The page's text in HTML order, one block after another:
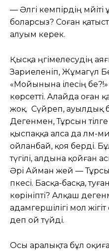
— Әлгі кемпірдің мәйіті
боларсыз? Соған
алуым керек.
Қысқа әңгімелесудің
Зариеленіп, Жұмагүл
«Мойынына ілесің
көрсетті. Алайда оған
жоқ. Сүйреп, ауылдық
Дегенмен, Тұрсын
қыспаққа алса да ләм-
ойланбай, қоя берді.
түгілі, алдына қойған
Әрі Айман әжей —
әпкесі. Басқа-басқа,
көрініпті? Алқаш
адамгершілігі мол
деп ой түйді.
Осы аралықта бұл